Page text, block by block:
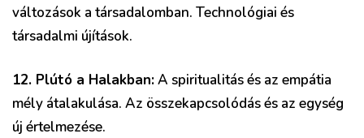
változások a társadalomban. Technológiai és
társadalmi újítások.
12. Plútó a Halakban:A spiritualitás és az empátia
mély átalakulása. Az összekapcsolódás és az egység
új értelmezése.